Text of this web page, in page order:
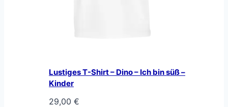
Lustiges T-Shirt – Dino – Ich bin süß –
Kinder
29,00 €